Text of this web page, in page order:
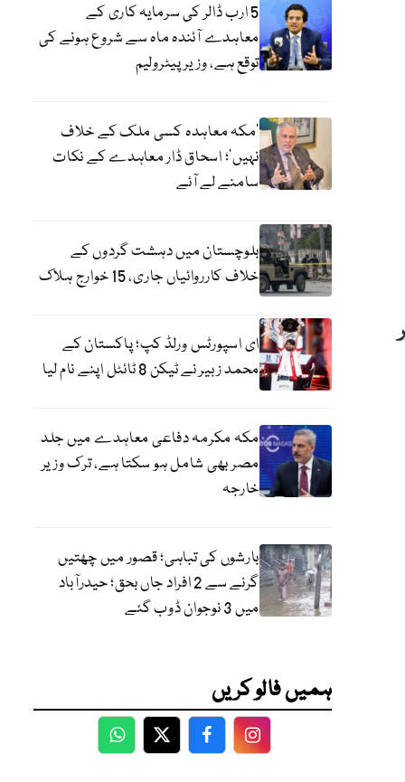
5 ارب ڈالر کی سرمایہ کاری کے
معاہدے آئندہ ماہ سے شروع ہونے کی
توقع ہے، وزیر پیٹرولیم
‘مکہ معاہدہ کسی ملک کے خلاف
نہیں’؛ اسحاق ڈار معاہدے کے نکات
سامنے لے آئے
بلوچستان میں دہشت گردوں کے
خلاف کارروائیاں جاری، 15 خوارج ہلاک
ای اسپورٹس ورلڈ کپ؛ پاکستان کے
محمد زبیر نے ٹیکن 8 ٹائٹل اپنے نام لیا
مکہ مکرمہ دفاعی معاہدے میں جلد
مصر بھی شامل ہو سکتا ہے، ترک وزیر
خارجہ
بارشوں کی تباہی؛ قصور میں چھتیں
گرنے سے 2 افراد جاں بحق؛ حیدرآباد
میں 3 نوجوان ڈوب گئے
ہمیں فالو کریں
WhatsApp
TwitterFacebookFacebook